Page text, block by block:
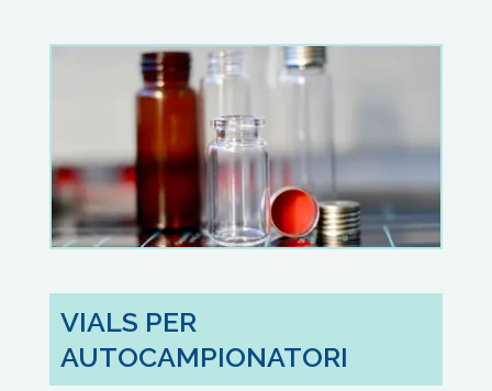
VIALS PER
AUTOCAMPIONATORI